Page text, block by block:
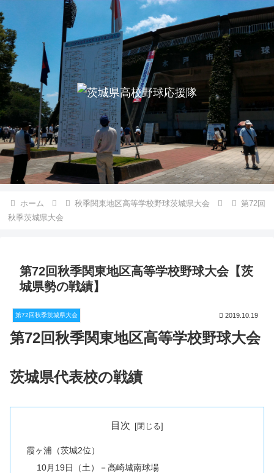
ホーム 秋季関東地区高等学校野球茨城県大会
第72回
秋季茨城県大会
第72回秋季関東地区高等学校野球大会【茨
城県勢の戦績】
第72回秋季茨城県大会 2019.10.19
第72回秋季関東地区高等学校野球大会
茨城県代表校の戦績
目次
霞ヶ浦（茨城2位）
10月19日（土）－高崎城南球場